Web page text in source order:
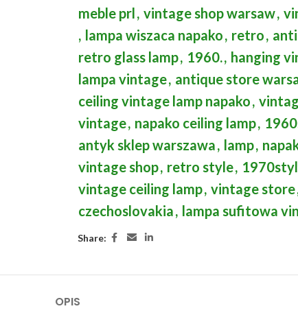
meble prl, vintage shop warsaw,
, lampa wiszaca napako, retro,
retro glass lamp, 1960., hanging
lampa vintage, antique store
ceiling vintage lamp napako,
vintage, napako ceiling lamp,
antyk sklep warszawa, lamp,
vintage shop, retro style,
vintage ceiling lamp, vintage store
czechoslovakia, lampa sufitowa
Share:
OPIS